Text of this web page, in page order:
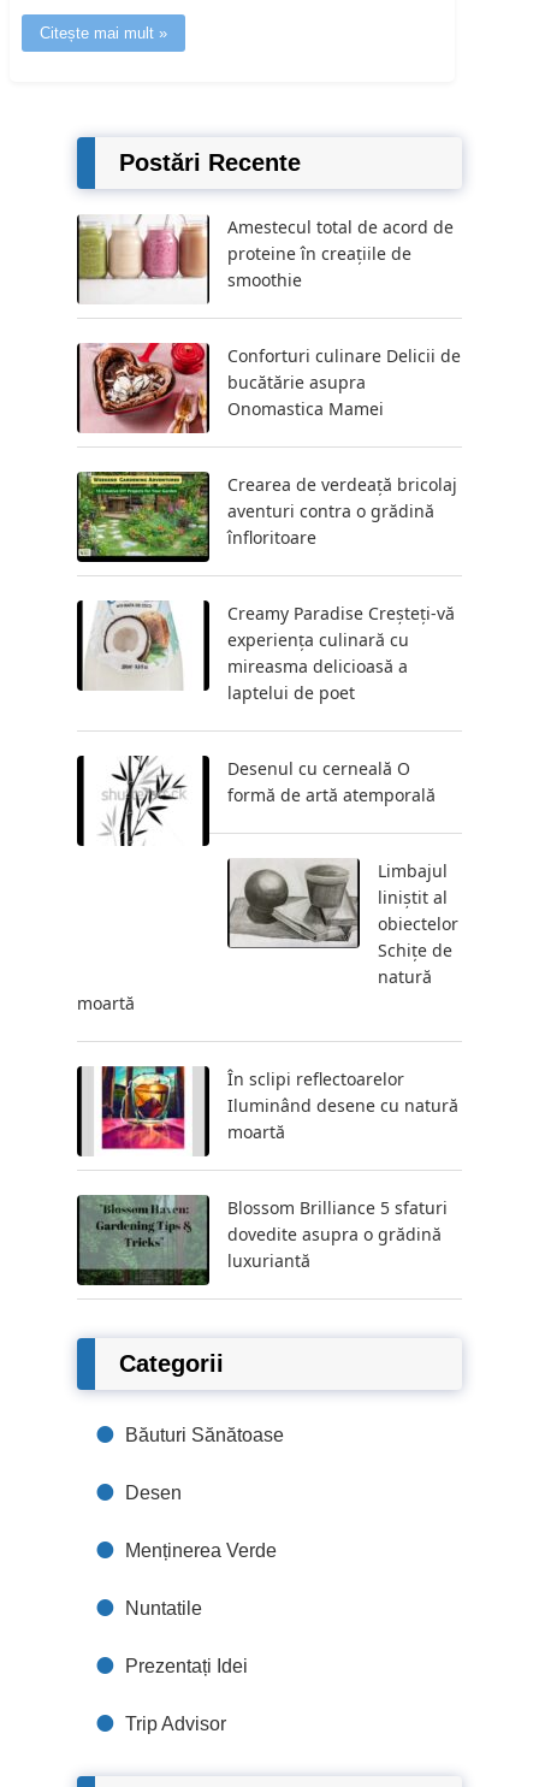
Citește mai mult »
Postări Recente
Amestecul total de acord de
proteine ​​în creațiile de
smoothie
Conforturi culinare Delicii de
bucătărie asupra
Onomastica Mamei
Crearea de verdeață bricolaj
aventuri contra o grădină
înfloritoare
Creamy Paradise Creșteți-vă
experiența culinară cu
mireasma delicioasă a
laptelui de poet
Desenul cu cerneală O
formă de artă atemporală
Limbajul
liniștit al
obiectelor
Schițe de
natură
moartă
În sclipi reflectoarelor
Iluminând desene cu natură
moartă
Blossom Brilliance 5 sfaturi
dovedite asupra o grădină
luxuriantă
Categorii
Băuturi Sănătoase
Desen
Menținerea Verde
Nuntatile
Prezentați Idei
Trip Advisor